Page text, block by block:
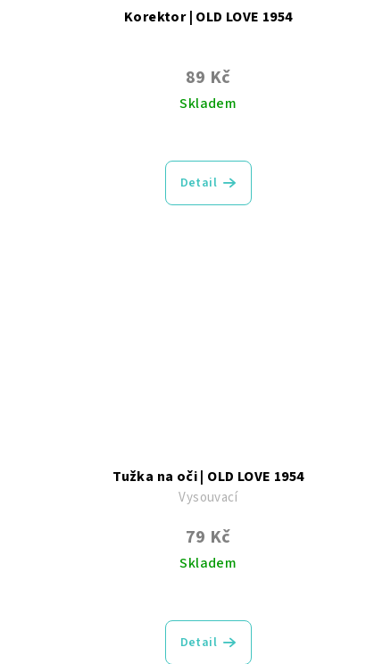
Korektor | OLD LOVE 1954
89 Kč
Skladem
hodnocení
produktu
je
Detail
Tužka na oči | OLD LOVE 1954
Vysouvací
79 Kč
Skladem
hodnocení
produktu
Detail